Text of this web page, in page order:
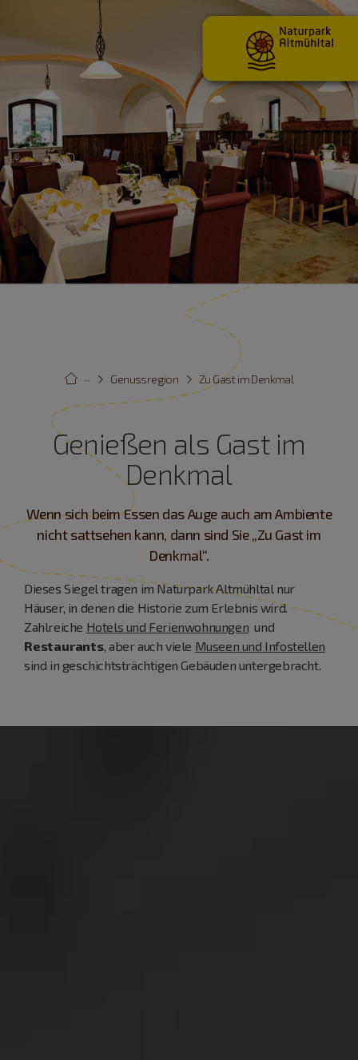
Zu Gast im Denkmal
Genussregion
···
Genießen als Gast im
Denkmal
Wenn sich beim Essen das Auge auch am Ambiente
nicht sattsehen kann, dann sind Sie „Zu Gast im
Denkmal“.
Dieses Siegel tragen im Naturpark Altmühltal nur
Häuser, in denen die Historie zum Erlebnis wird.
Zahlreiche Hotels und Ferienwohnungen und
Restaurants, aber auch viele Museen und Infostellen
sind in geschichtsträchtigen Gebäuden untergebracht.